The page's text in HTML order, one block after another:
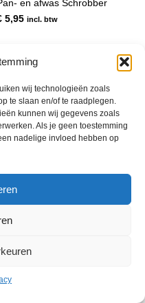
wij technologieën zoals
te slaan en/of te raadplegen.
kunnen wij gegevens zoals
Als je geen toestemming
nadelige invloed hebben op
en afwas Schrobber
5,95 incl. btw
Gouda 29029262 - BTW nr